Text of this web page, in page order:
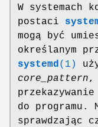
W systemach
postaci
mogą być
określanym
systemd(1)
core_pattern,
do programu.
sprawdzając